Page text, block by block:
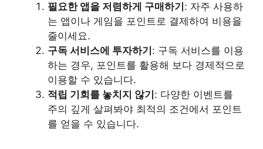
필요한 앱을 저렴하게 구매하기: 자주 사용하
는 앱이나 게임을 포인트로 결제하여 비용을
줄이세요.
구독 서비스에 투자하기: 구독 서비스를 이용
하는 경우, 포인트를 활용해 보다 경제적으로
이용할 수 있습니다.
적립 기회를 놓치지 않기: 다양한 이벤트를
주의 깊게 살펴봐야 최적의 조건에서 포인트
를 얻을 수 있습니다.